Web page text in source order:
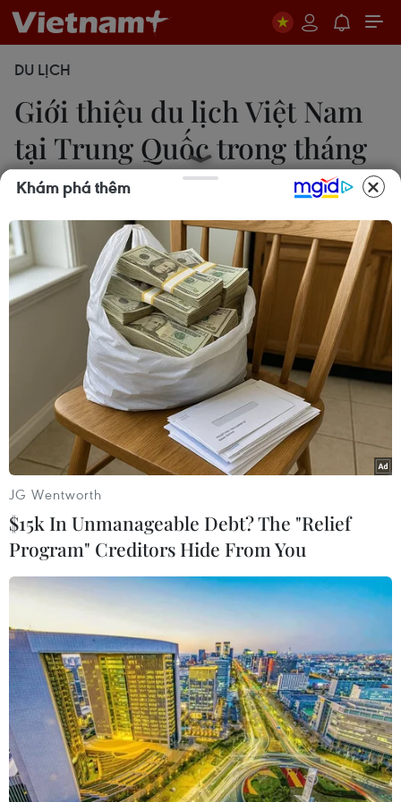
DU LỊCH
Giới thiệu du lịch Việt Nam
tại Trung Quốc trong tháng
Năm
Thanh Giang
17/04/2019 07:58
Từ ngày 15-24/5 tới đây, Tổng cục Du lịch phối hợp
với các bên liên quan tổ chức giới thiệu du lịch Việt
Nam tại ba thành phố: Thành Đô, Trùng Khánh và
Thẩm Quyến.
Du khách quốc tế tham quan tại khu di tích Lịch sử-Văn hóa Cố
đô Hoa Lư. (Ảnh: Minh Đức/TTXVN)
Tại cuộc họp báo thường kỳ của Bộ Văn hóa, Thể
thao và Du lịch diễn ra ngày 17/4 tại Hà Nội,
Chánh Văn phòng, Người phát ngôn Nguyễn
Khám phá thêm
JG Wentworth
$15k In Unmanageable Debt? The "Relief
Program" Creditors Hide From You